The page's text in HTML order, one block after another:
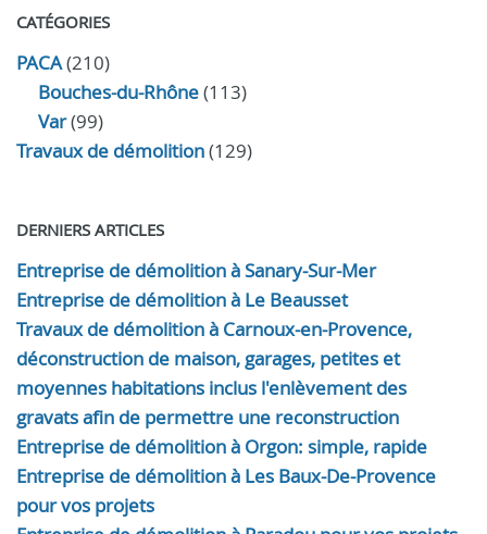
CATÉGORIES
PACA(210)
Bouches-du-Rhône(113)
Var(99)
Travaux de démolition(129)
DERNIERS ARTICLES
Entreprise de démolition à Sanary-Sur-Mer
Entreprise de démolition à Le Beausset
Travaux de démolition à Carnoux-en-Provence,
déconstruction de maison, garages, petites et
moyennes habitations inclus l'enlèvement des
gravats afin de permettre une reconstruction
Entreprise de démolition à Orgon: simple, rapide
Entreprise de démolition à Les Baux-De-Provence
pour vos projets